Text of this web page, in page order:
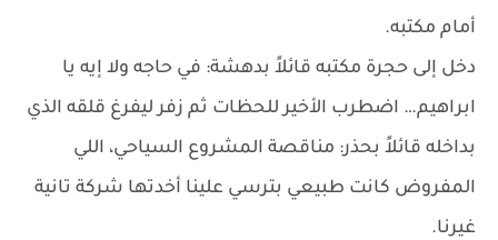
أمام مكتبه.
دخل إلى حجرة مكتبه قائلاً بدهشة: في حاجه ولا إيه يا
ابراهيم… اضطرب الأخير للحظات ثم زفر ليفرغ قلقه الذي
بداخله قائلاً بحذر: مناقصة المشروع السياحي، اللي
المفروض كانت طبيعي بترسي علينا أخدتها شركة تانية
غيرنا.